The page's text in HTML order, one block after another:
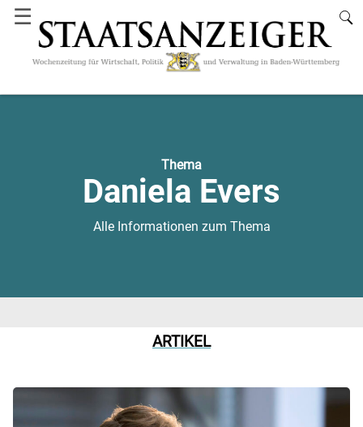
☰
Thema
Daniela Evers
Alle Informationen zum Thema
ARTIKEL